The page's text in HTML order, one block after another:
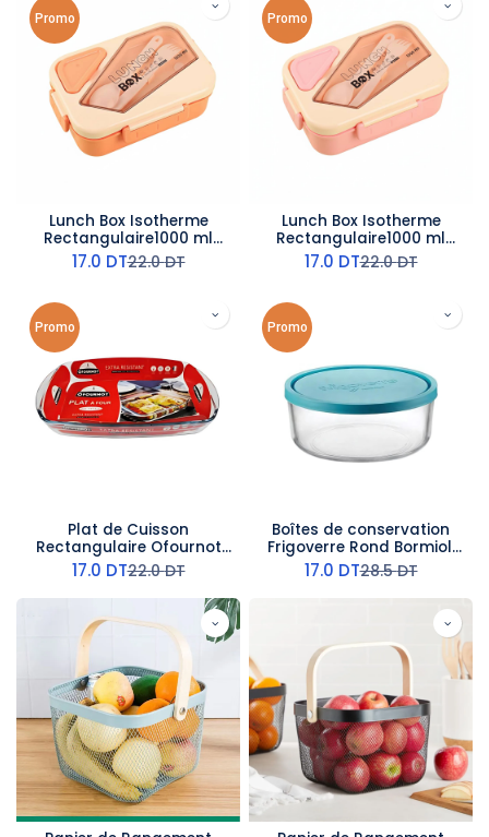
Promo
Lunch Box Isotherme
Rectangulaire1000 ml
Orangé
17.0 DT22.0DT
Promo
Lunch Box Isotherme
Rectangulaire1000 ml
Rose
17.0 DT22.0DT
Promo
Plat de Cuisson
Rectangulaire Ofournot
33 x 20 cm
17.0 DT22.0DT
Promo
Boîtes de conservation
Frigoverre Rond Bormioli
Rocco 159 CL
17.0 DT28.5DT